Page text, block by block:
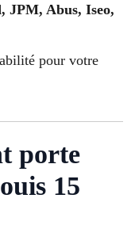
JPM, Abus, Iseo,
pour votre
porte
15